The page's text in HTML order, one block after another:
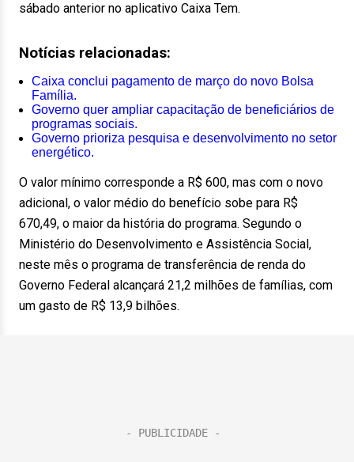
sábado anterior no aplicativo Caixa Tem.
Notícias relacionadas:
Caixa conclui pagamento de março do novo Bolsa
Família.
Governo quer ampliar capacitação de beneficiários de
programas sociais.
Governo prioriza pesquisa e desenvolvimento no setor
energético.
O valor mínimo corresponde a R$ 600, mas com o novo
adicional, o valor médio do benefício sobe para R$
670,49, o maior da história do programa. Segundo o
Ministério do Desenvolvimento e Assistência Social,
neste mês o programa de transferência de renda do
Governo Federal alcançará 21,2 milhões de famílias, com
um gasto de R$ 13,9 bilhões.